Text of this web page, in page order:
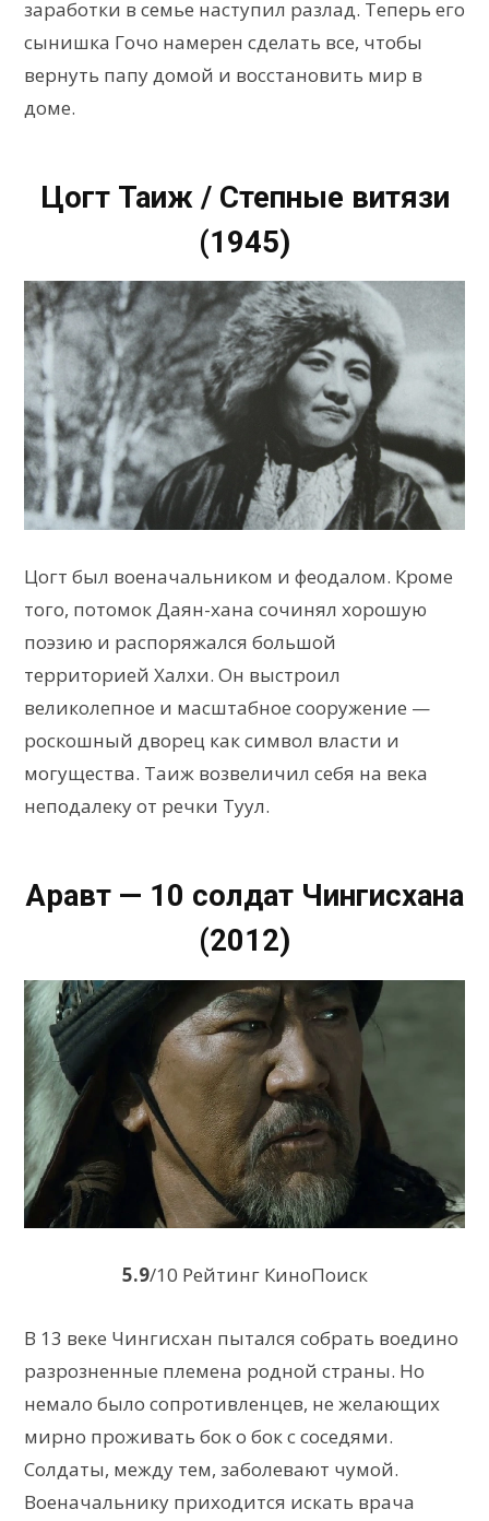
заработки в семье наступил разлад. Теперь его
сынишка Гочо намерен сделать все, чтобы
вернуть папу домой и восстановить мир в
доме.
Цогт Таиж / Степные витязи
(1945)
Цогт был военачальником и феодалом. Кроме
того, потомок Даян-хана сочинял хорошую
поэзию и распоряжался большой
территорией Халхи. Он выстроил
великолепное и масштабное сооружение —
роскошный дворец как символ власти и
могущества. Таиж возвеличил себя на века
неподалеку от речки Туул.
Аравт — 10 солдат Чингисхана
(2012)
5.9/10 Рейтинг КиноПоиск
В 13 веке Чингисхан пытался собрать воедино
разрозненные племена родной страны. Но
немало было сопротивленцев, не желающих
мирно проживать бок о бок с соседями.
Солдаты, между тем, заболевают чумой.
Военачальнику приходится искать врача